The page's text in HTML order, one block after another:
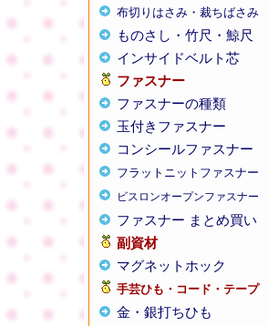
布切りはさみ・裁ちばさみ
ものさし・竹尺・鯨尺
インサイドベルト芯
ファスナー
ファスナーの種類
玉付きファスナー
コンシールファスナー
フラットニットファスナー
ビスロンオープンファスナー
ファスナー まとめ買い
副資材
マグネットホック
手芸ひも・コード・テープ
金・銀打ちひも